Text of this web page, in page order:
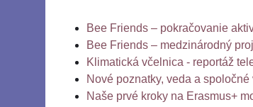
Bee Friends – pokračovanie
Bee Friends – medzinárodný
Klimatická včelnica - reportáž
Nové poznatky, veda a
Naše prvé kroky na Erasmus+